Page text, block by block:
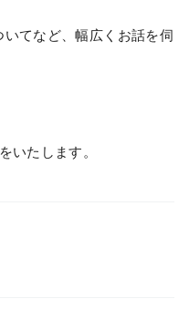
いてなど、幅広くお話を伺
いたします。